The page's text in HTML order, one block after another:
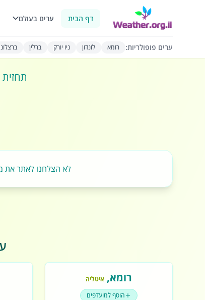
דף הבית ערים בעולם
ערים פופולריות: רומא לונדון ניו יורק ברלין
תחזית
לא הצלחנו לאתר את
רומא, איטליה
הוסף למועדפים